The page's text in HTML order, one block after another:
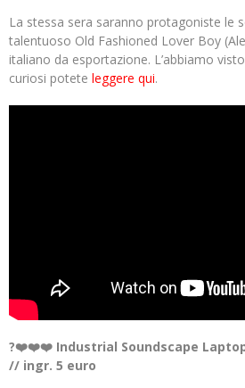
La stessa sera saranno protagoniste le
talentuoso Old Fashioned Lover Boy
italiano da esportazione. L’abbiamo
curiosi potete leggere qui.
?❤️❤️❤️ Industrial Soundscape
// ingr. 5 euro